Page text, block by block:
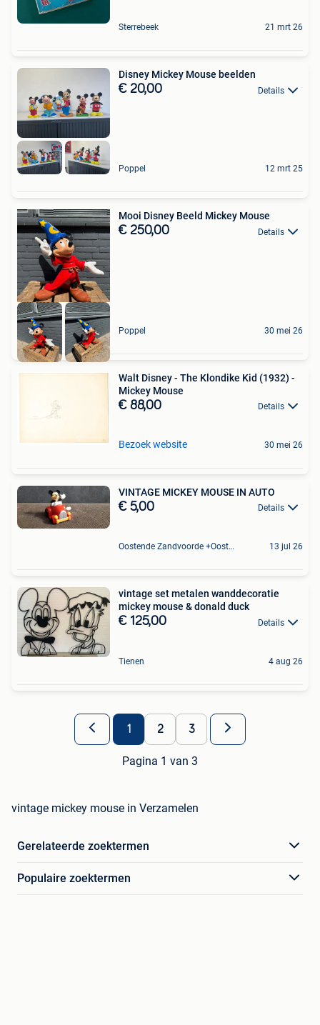
Sterrebeek 21 mrt 26
Disney Mickey Mouse beelden
€ 20,00 Details
Poppel 12 mrt 25
Mooi Disney Beeld Mickey Mouse
€ 250,00 Details
Poppel 30 mei 26
Walt Disney - The Klondike Kid (1932) -
Mickey Mouse
€ 88,00 Details
Bezoek website 30 mei 26
VINTAGE MICKEY MOUSE IN AUTO
€ 5,00 Details
Oostende Zandvoorde +Oostende 13 jul 26
vintage set metalen wanddecoratie
mickey mouse & donald duck
€ 125,00 Details
Tienen 4 aug 26
1 2 3
Pagina 1 van 3
vintage mickey mouse in Verzamelen
Gerelateerde zoektermen
Populaire zoektermen